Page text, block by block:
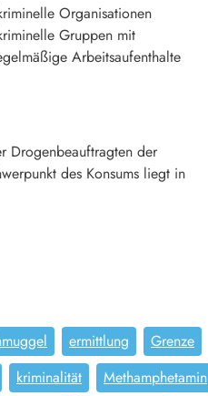
Organisationen
Gruppen mit
Arbeitsaufenthalte
Drogenbeauftragten der
des Konsums liegt in
ermittlung
Grenze
kriminalität
Methamphetamin